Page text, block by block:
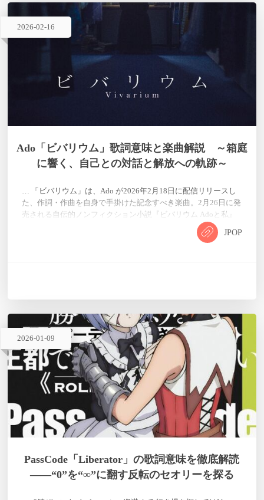
2026-02-16
Ado「ビバリウム」歌詞意味と楽曲解説 ～箱庭
に響く、自己との対話と解放への軌跡～
JPOP
… 「ビバリウム」は、Ado が2026年2月18日に配信リリースし
た、作詞・作曲を自身で手掛けた記念すべき楽曲。2月26日に発
売される自伝的ノンフィクション小説『ビバリウム Adoと私』
（著：小松成美）を原作とし、デビュー5周年を迎えた今の Ado
が「出道前の半生」を音楽で再構築した作品である。 編曲はラ
2026-01-09
PassCode「Liberator」の歌詞意味を徹底解読
――“0”を“∞”に翻す反転のセオリーを探る